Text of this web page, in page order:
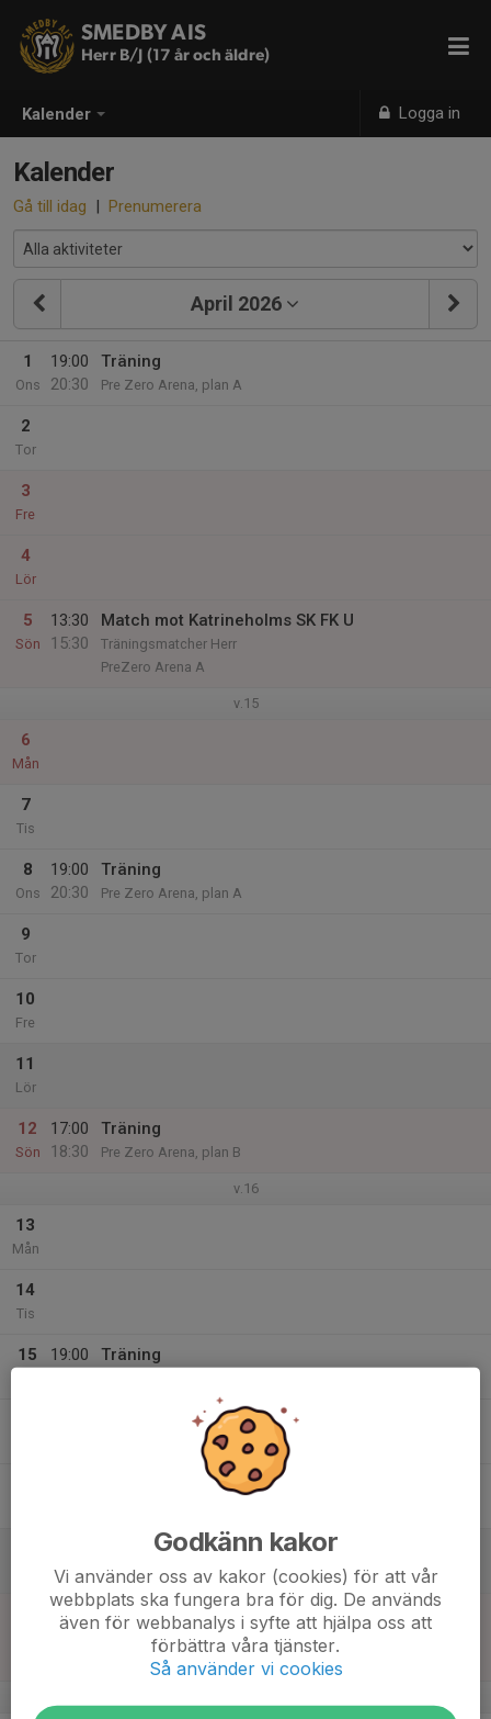
Kalender Logga in
SMEDBY AIS
Herr B/J (17 år och äldre)
Kalender
Gå till idag | Prenumerera
April 2026
1
Ons
19:00
20:30
Träning
Pre Zero Arena, plan A
2
Tor
3
Fre
4
Lör
5
Sön
13:30
15:30
Match mot Katrineholms SK FK U
Träningsmatcher Herr
PreZero Arena A
v.15
6
Mån
7
Tis
8
Ons
19:00
20:30
Träning
Pre Zero Arena, plan A
9
Tor
10
Fre
11
Lör
12
Sön
17:00
18:30
Träning
Pre Zero Arena, plan B
v.16
13
Mån
14
Tis
15
19:00
Träning
14:00
Match mot IK Sleipner B
Division 6 Norra Herr Östergötland
PreZero Arena A
Godkänn kakor
Vi använder oss av kakor (cookies) för att vår
webbplats ska fungera bra för dig. De används
även för webbanalys i syfte att hjälpa oss att
förbättra våra tjänster.
Så använder vi cookies